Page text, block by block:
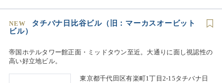
NEW
タチバナ日比谷ビル（旧：マーカスオービット
ビル）
帝国ホテルタワー館正面・ミッドタウン至近。大通りに面し視認性の
高い好立地ビル。
東京都千代田区有楽町1丁目2-15タチバナ日